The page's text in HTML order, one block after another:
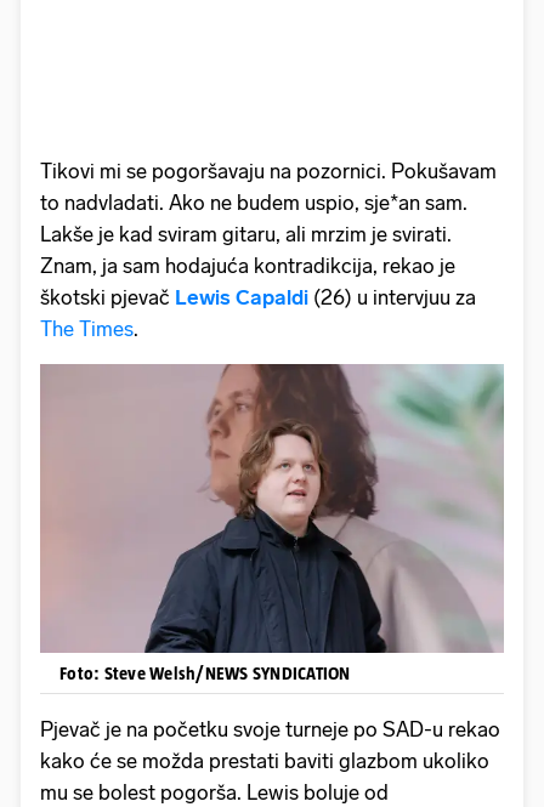
Tikovi mi se pogoršavaju na pozornici. Pokušavam
to nadvladati. Ako ne budem uspio, sje*an sam.
Lakše je kad sviram gitaru, ali mrzim je svirati.
Znam, ja sam hodajuća kontradikcija, rekao je
škotski pjevač Lewis Capaldi (26) u intervjuu za
The Times.
Foto: Steve Welsh/NEWS SYNDICATION
Pjevač je na početku svoje turneje po SAD-u rekao
kako će se možda prestati baviti glazbom ukoliko
mu se bolest pogorša. Lewis boluje od